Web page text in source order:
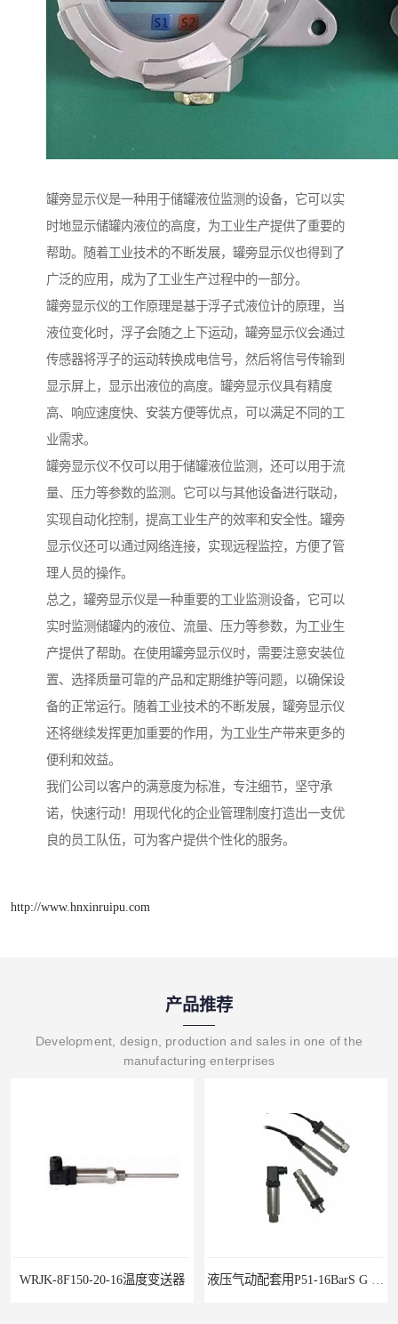
罐旁显示仪是一种用于储罐液位监测的设备，它可以实
时地显示储罐内液位的高度，为工业生产提供了重要的
帮助。随着工业技术的不断发展，罐旁显示仪也得到了
广泛的应用，成为了工业生产过程中的一部分。
罐旁显示仪的工作原理是基于浮子式液位计的原理，当
液位变化时，浮子会随之上下运动，罐旁显示仪会通过
传感器将浮子的运动转换成电信号，然后将信号传输到
显示屏上，显示出液位的高度。罐旁显示仪具有精度
高、响应速度快、安装方便等优点，可以满足不同的工
业需求。
罐旁显示仪不仅可以用于储罐液位监测，还可以用于流
量、压力等参数的监测。它可以与其他设备进行联动，
实现自动化控制，提高工业生产的效率和安全性。罐旁
显示仪还可以通过网络连接，实现远程监控，方便了管
理人员的操作。
总之，罐旁显示仪是一种重要的工业监测设备，它可以
实时监测储罐内的液位、流量、压力等参数，为工业生
产提供了帮助。在使用罐旁显示仪时，需要注意安装位
置、选择质量可靠的产品和定期维护等问题，以确保设
备的正常运行。随着工业技术的不断发展，罐旁显示仪
还将继续发挥更加重要的作用，为工业生产带来更多的
便利和效益。
我们公司以客户的满意度为标准，专注细节，坚守承
诺，快速行动！用现代化的企业管理制度打造出一支优
良的员工队伍，可为客户提供个性化的服务。
http://www.hnxinruipu.com
产品推荐
Development, design, production and sales in one of the
manufacturing enterprises
液压气动配套用P51-16BarS G -A-MD-20MA 压力变送器